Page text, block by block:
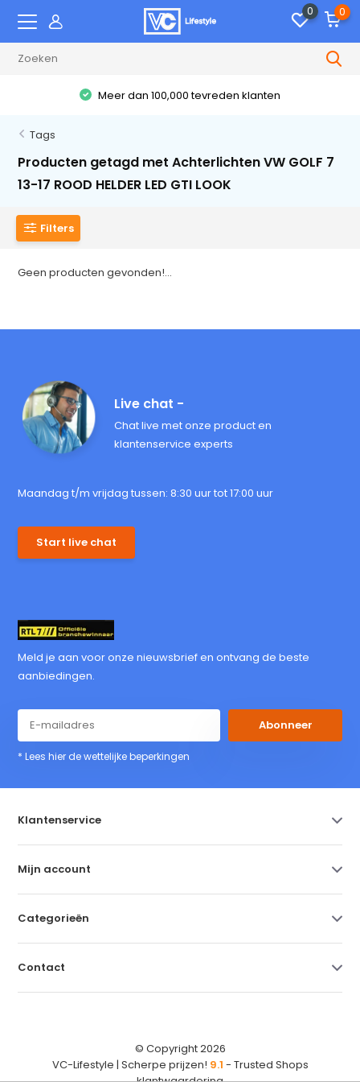
0 0
Meer dan 100,000 tevreden klanten
Tags
Producten getagd met Achterlichten VW GOLF 7
13-17 ROOD HELDER LED GTI LOOK
Filters
Geen producten gevonden!...
Live chat -
Chat live met onze product en
klantenservice experts
Maandag t/m vrijdag tussen: 8:30 uur tot 17:00 uur
Start live chat
Meld je aan voor onze nieuwsbrief en ontvang de beste
aanbiedingen.
Abonneer
* Lees hier de wettelijke beperkingen
Klantenservice
Mijn account
Categorieën
Contact
© Copyright 2026
VC-Lifestyle | Scherpe prijzen! 9.1 - Trusted Shops